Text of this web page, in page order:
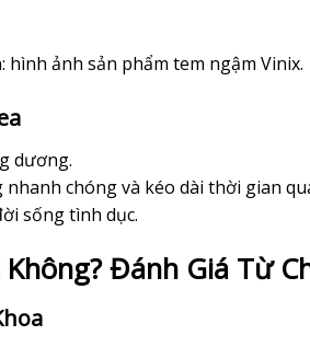
hình ảnh sản phẩm tem ngậm Vinix.
dương.
chóng và kéo dài thời gian
sống tình dục.
Đánh Giá Từ